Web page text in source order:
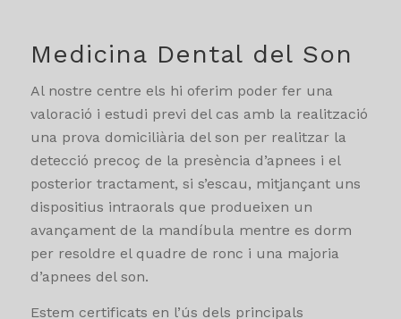
Medicina Dental del Son
Al nostre centre els hi oferim poder fer una
valoració i estudi previ del cas amb la realització
una prova domiciliària del son per realitzar la
detecció precoç de la presència d’apnees i el
posterior tractament, si s’escau, mitjançant uns
dispositius intraorals que produeixen un
avançament de la mandíbula mentre es dorm
per resoldre el quadre de ronc i una majoria
d’apnees del son.
Estem certificats en l’ús dels principals